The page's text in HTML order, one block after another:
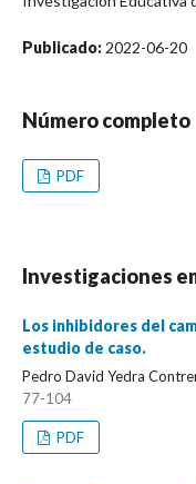
Publicado:2022-06-20
Número completo
PDF
Investigaciones
Los inhibidores del
estudio de caso.
Pedro David Yedra
77-104
PDF